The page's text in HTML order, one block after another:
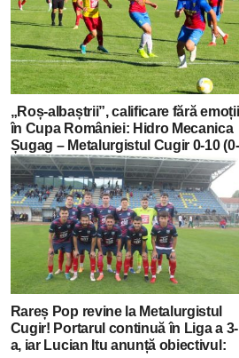
„Roș-albaștrii”, calificare fără emoții
în Cupa României: Hidro Mecanica
Șugag – Metalurgistul Cugir 0-10 (0-
4)
Rareș Pop revine la Metalurgistul
Cugir! Portarul continuă în Liga a 3-
a, iar Lucian Itu anunță obiectivul: